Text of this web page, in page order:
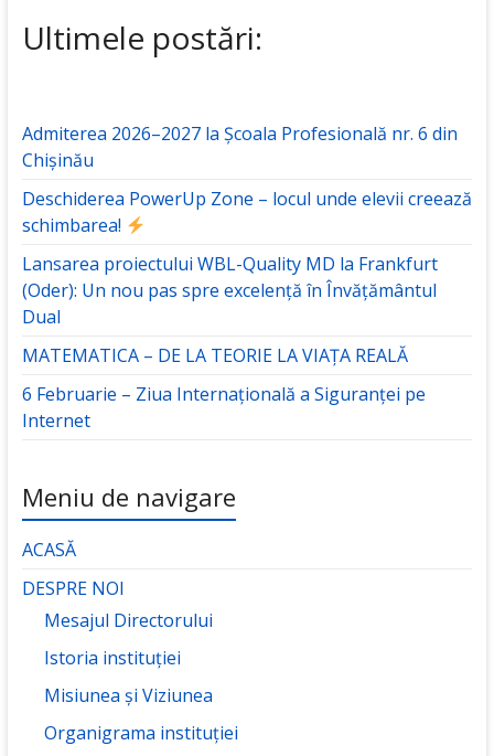
Ultimele postări:
Admiterea 2026–2027 la Școala Profesională nr. 6 din
Chișinău
Deschiderea PowerUp Zone – locul unde elevii creează
schimbarea!
Lansarea proiectului WBL-Quality MD la Frankfurt
(Oder): Un nou pas spre excelență în Învățământul
Dual
MATEMATICA – DE LA TEORIE LA VIAȚA REALĂ
6 Februarie – Ziua Internațională a Siguranței pe
Internet
Meniu de navigare
ACASĂ
DESPRE NOI
Mesajul Directorului
Istoria instituției
Misiunea și Viziunea
Organigrama instituției